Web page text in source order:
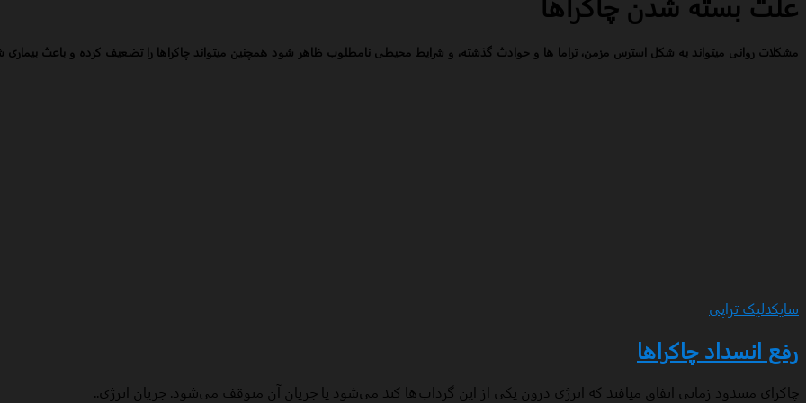
مشکلات روانی میتواند به شکل استرس مزمن، تراما ها و حوادث گذشته، و شرایط محیطی نامطلوب ظاهر شود همچنین میتواند چاکراها را تضعیف کرده و باعث بیماری
سایکدلیک تراپی
رفع انسداد چاکراها
چاکرای مسدود زمانی اتفاق میافتد که انرژی درون یکی از این گرداب‌ها کند می‌شود یا جریان آن متوقف می‌شود. جریان انرژی..